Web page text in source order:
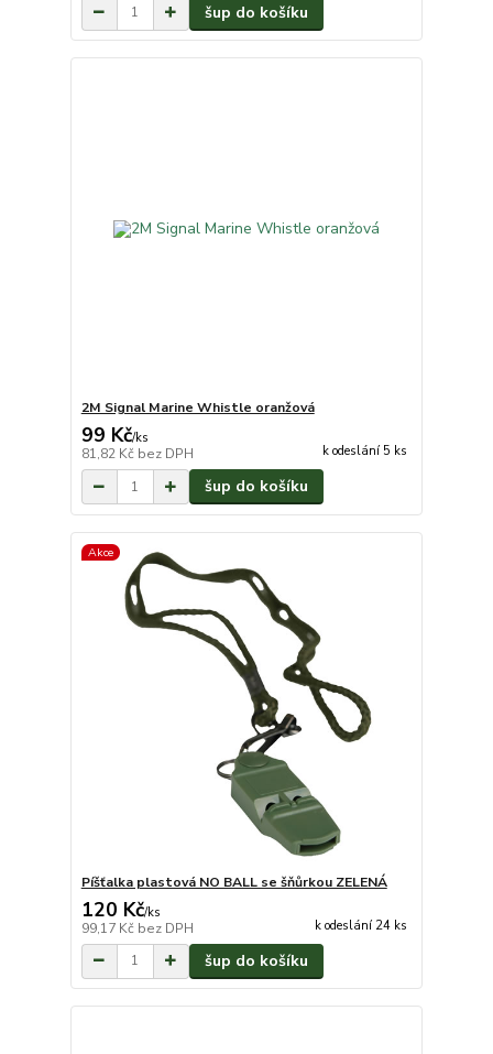
šup do košíku
2M Signal Marine Whistle oranžová
99 Kč/ks
81,82 Kč bez DPH k odeslání 5 ks
šup do košíku
Akce
Píšťalka plastová NO BALL se šňůrkou ZELENÁ
120 Kč/ks
99,17 Kč bez DPH k odeslání 24 ks
šup do košíku